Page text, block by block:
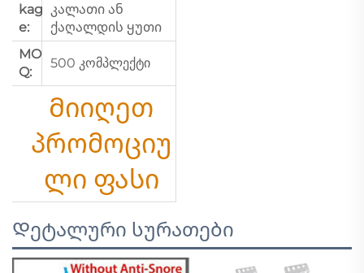
kag
e:
კალათი ან
ქაღალდის ყუთი
MO
Q:
500 კომპლექტი
Მიიღეთ
პრომოციუ
ლი ფასი
Დეტალური სურათები